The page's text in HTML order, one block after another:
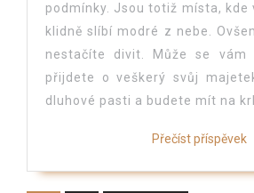
podmínky. Jsou totiž místa, kde
klidně slíbí modré z nebe.
nestačíte divit. Může se vám
přijdete o veškerý svůj
dluhové pasti a budete mít na
Přečíst příspěvek